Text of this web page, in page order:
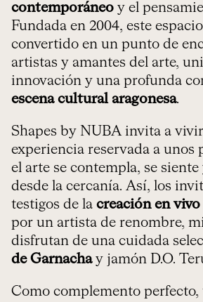
contemporáneo y el
Fundada en 2004, este
convertido en un punto de
artistas y amantes del arte,
innovación y una profunda
escena cultural aragonesa.
Shapes by NUBA invita a
experiencia reservada a unos
el arte se contempla, se
desde la cercanía. Así, los
testigos de la creación en
por un artista de renombre,
disfrutan de una cuidada
de Garnachay jamón D.O.
Como complemento perfecto,